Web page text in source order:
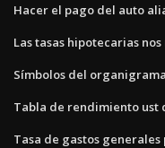
Hacer el pago del auto
Las tasas hipotecarias
Símbolos del
Tabla de rendimiento ust
Tasa de gastos